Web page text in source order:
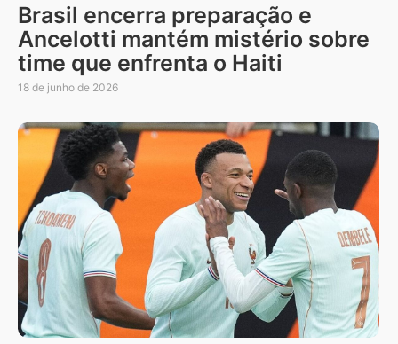
Brasil encerra preparação e
Ancelotti mantém mistério sobre
time que enfrenta o Haiti
18 de junho de 2026